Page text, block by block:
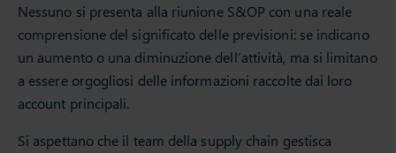
Nessuno si presenta alla riunione S&OP con una reale
comprensione del significato delle previsioni: se indicano
un aumento o una diminuzione dell’attività, ma si limitano
a essere orgogliosi delle informazioni raccolte dai loro
account principali.
Si aspettano che il team della supply chain gestisca